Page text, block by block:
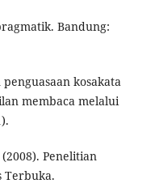
Bandung:
kosakata
membaca melalui
Penelitian
Terbuka.